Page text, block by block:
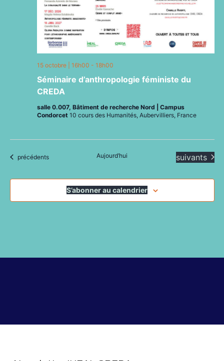
Séminaire d’anthropologie féministe du
CREDA
15 octobre | 16h00 - 18h00
salle 0.007, Bâtiment de recherche Nord | Campus
Condorcet 10 cours des Humanités, Aubervilliers, France
Évènements
précédents Aujourd’hui Évènements
suivants
S’abonner au calendrier